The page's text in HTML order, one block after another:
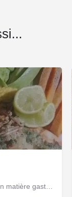
Le restaurant yelba, une référence en matière gastronomique et culturelle!